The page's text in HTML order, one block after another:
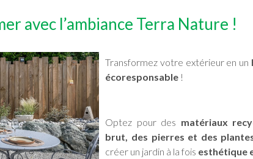
avec l’ambiance Terra Nature !
Transformez votre extérieur en un
écoresponsable !
Optez pour des matériaux
brut, des pierres et des
créer un jardin à la fois esthétique